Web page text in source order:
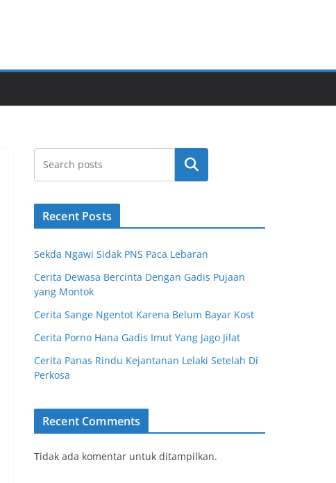
Cari
Recent Posts
Sekda Ngawi Sidak PNS Paca Lebaran
Cerita Dewasa Bercinta Dengan Gadis Pujaan
yang Montok
Cerita Sange Ngentot Karena Belum Bayar Kost
Cerita Porno Hana Gadis Imut Yang Jago Jilat
Cerita Panas Rindu Kejantanan Lelaki Setelah Di
Perkosa
Recent Comments
Tidak ada komentar untuk ditampilkan.